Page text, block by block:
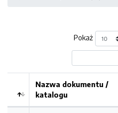
Pokaż
Nazwa dokumentu /
katalogu